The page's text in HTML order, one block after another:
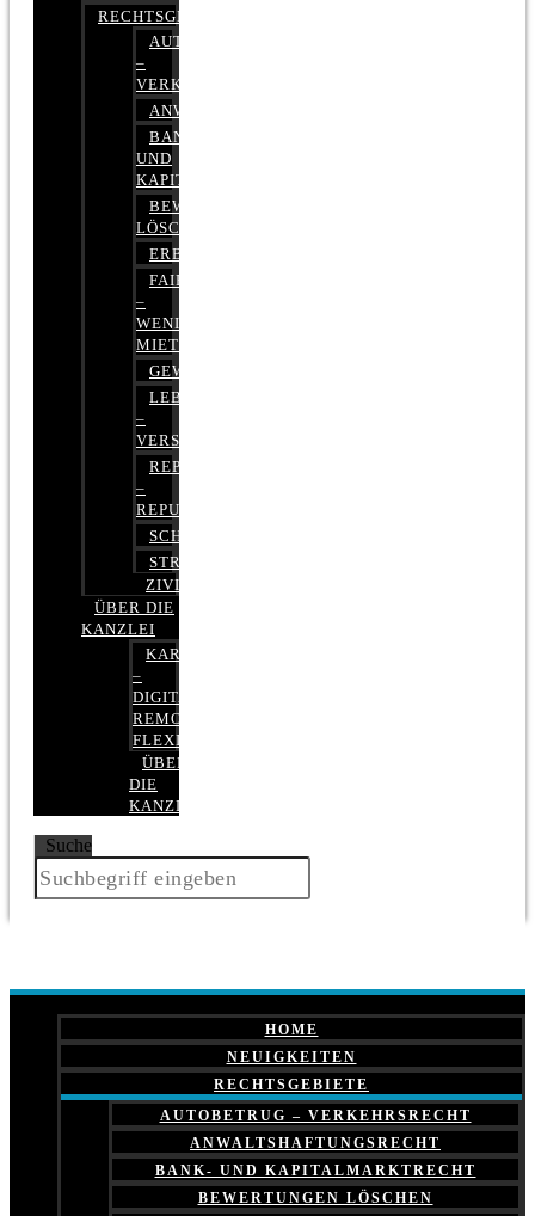
RECHTSGEBIETE
AUTOBETRUG
–
VERKEHRSRECHT
ANWALTSHAFTUNGSRECHT
BANK-
UND
KAPITALMARKTRECHT
BEWERTUNGEN
LÖSCHEN
ERBRECHT
FAIRMIETEN
–
WENIGER
MIETE
GEWERBERECHT
LEBENSVERSICHERUNG
–
VERSICHERUNGSRECHT
REPUTATIONSRECHT
–
REPUTATIONSMANAGEMENT
SCHUFARECHT
STRAFRECHT
ZIVILRECHT
ÜBER DIE
KANZLEI
KARRIERE
–
DIGITAL,
REMOTE,
FLEXIBEL
ÜBER
DIE
KANZLEI
Suche
HOME
NEUIGKEITEN
RECHTSGEBIETE
AUTOBETRUG – VERKEHRSRECHT
ANWALTSHAFTUNGSRECHT
BANK- UND KAPITALMARKTRECHT
BEWERTUNGEN LÖSCHEN